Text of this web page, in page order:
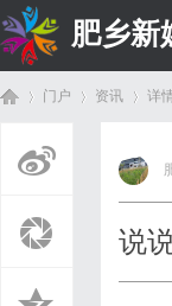
肥乡新
门户 资讯
›
详
说